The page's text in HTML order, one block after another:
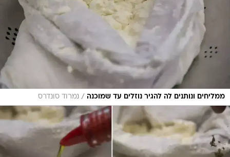
ממליחים ונותנים לה להגיר נוזלים עד שמוכנה / נמרוד סונדרס